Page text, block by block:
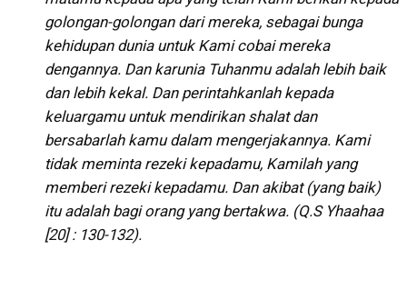
golongan-golongan dari mereka, sebagai bunga
kehidupan dunia untuk Kami cobai mereka
dengannya. Dan karunia Tuhanmu adalah lebih baik
dan lebih kekal. Dan perintahkanlah kepada
keluargamu untuk mendirikan shalat dan
bersabarlah kamu dalam mengerjakannya. Kami
tidak meminta rezeki kepadamu, Kamilah yang
memberi rezeki kepadamu. Dan akibat (yang baik)
itu adalah bagi orang yang bertakwa. (Q.S Yhaahaa
[20] : 130-132).